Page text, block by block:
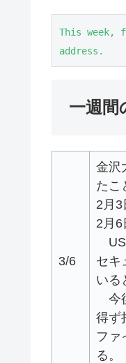
This week,
address.
一週間
3/6
金沢
たこ
2月
2月
セキ
いる
今
得ず
ファ
る。